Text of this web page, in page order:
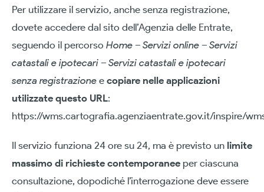
Per utilizzare il servizio, anche senza registrazione,
dovete accedere dal sito dell’Agenzia delle Entrate,
seguendo il percorso Home – Servizi online – Servizi
catastali e ipotecari – Servizi catastali e ipotecari
senza registrazione e copiare nelle applicazioni
utilizzate questo URL:
https://wms.cartografia.agenziaentrate.gov.it/inspire/
Il servizio funziona 24 ore su 24, ma è previsto un limite
massimo di richieste contemporanee per ciascuna
consultazione, dopodiché l’interrogazione deve essere